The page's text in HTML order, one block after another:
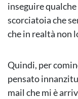
inseguire
scorciatoia che
che in realtà non
Quindi, per
pensato
mail che mi è